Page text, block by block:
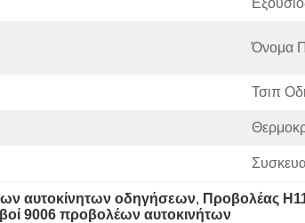
Όνομα
Τσιπ
αυτοκίνητων οδηγήσεων, Προβολέας
9006 προβολέων αυτοκινήτων